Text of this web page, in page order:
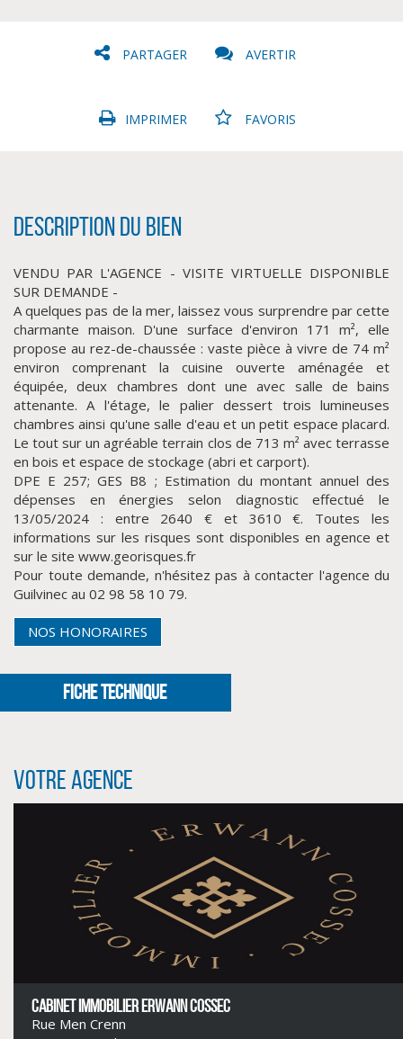
CLIQUER ICI POUR AGRANDIR
CLIQUER ICI POUR AGRANDIR
PARTAGER AVERTIR
IMPRIMER FAVORIS
Description du bien
VENDU PAR L'AGENCE - VISITE VIRTUELLE DISPONIBLE
SUR DEMANDE -
A quelques pas de la mer, laissez vous surprendre par cette
charmante maison. D'une surface d'environ 171 m², elle
propose au rez-de-chaussée : vaste pièce à vivre de 74 m²
environ comprenant la cuisine ouverte aménagée et
équipée, deux chambres dont une avec salle de bains
attenante. A l'étage, le palier dessert trois lumineuses
chambres ainsi qu'une salle d'eau et un petit espace placard.
Le tout sur un agréable terrain clos de 713 m² avec terrasse
en bois et espace de stockage (abri et carport).
DPE E 257; GES B8 ; Estimation du montant annuel des
dépenses en énergies selon diagnostic effectué le
13/05/2024 : entre 2640 € et 3610 €. Toutes les
informations sur les risques sont disponibles en agence et
sur le site www.georisques.fr
Pour toute demande, n'hésitez pas à contacter l'agence du
Guilvinec au 02 98 58 10 79.
NOS HONORAIRES
FICHE TECHNIQUE
Votre agence
CABINET IMMOBILIER ERWANN COSSEC
Rue Men Crenn